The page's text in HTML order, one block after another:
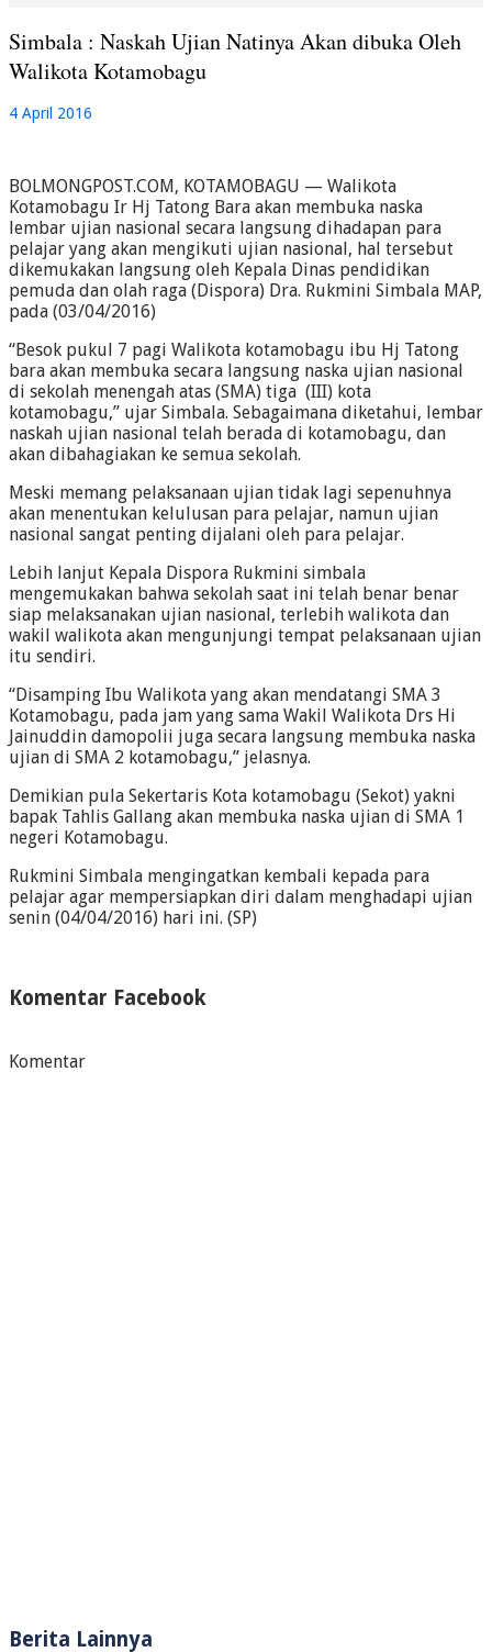
Simbala : Naskah Ujian Natinya Akan dibuka Oleh
Walikota Kotamobagu
4 April 2016
BOLMONGPOST.COM, KOTAMOBAGU — Walikota
Kotamobagu Ir Hj Tatong Bara akan membuka naska
lembar ujian nasional secara langsung dihadapan para
pelajar yang akan mengikuti ujian nasional, hal tersebut
dikemukakan langsung oleh Kepala Dinas pendidikan
pemuda dan olah raga (Dispora) Dra. Rukmini Simbala MAP,
pada (03/04/2016)
“Besok pukul 7 pagi Walikota kotamobagu ibu Hj Tatong
bara akan membuka secara langsung naska ujian nasional
di sekolah menengah atas (SMA) tiga (III) kota
kotamobagu,” ujar Simbala. Sebagaimana diketahui, lembar
naskah ujian nasional telah berada di kotamobagu, dan
akan dibahagiakan ke semua sekolah.
Meski memang pelaksanaan ujian tidak lagi sepenuhnya
akan menentukan kelulusan para pelajar, namun ujian
nasional sangat penting dijalani oleh para pelajar.
Lebih lanjut Kepala Dispora Rukmini simbala
mengemukakan bahwa sekolah saat ini telah benar benar
siap melaksanakan ujian nasional, terlebih walikota dan
wakil walikota akan mengunjungi tempat pelaksanaan ujian
itu sendiri.
“Disamping Ibu Walikota yang akan mendatangi SMA 3
Kotamobagu, pada jam yang sama Wakil Walikota Drs Hi
Jainuddin damopolii juga secara langsung membuka naska
ujian di SMA 2 kotamobagu,” jelasnya.
Demikian pula Sekertaris Kota kotamobagu (Sekot) yakni
bapak Tahlis Gallang akan membuka naska ujian di SMA 1
negeri Kotamobagu.
Rukmini Simbala mengingatkan kembali kepada para
pelajar agar mempersiapkan diri dalam menghadapi ujian
senin (04/04/2016) hari ini. (SP)
Komentar Facebook
Komentar
Berita Lainnya